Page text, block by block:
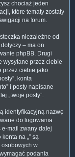
chociaż jeden
które tematy zostały
na forum.
niezależne od
– ma on
phpBB. Drugi
przez ciebie
przez ciebie jako
konta
i posty napisane
„twoje posty”.
identyfikacyjną nazwę
do logowania
e-mail zwany dalej
na „” są
w
podania